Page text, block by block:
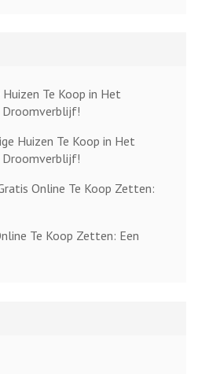
Huizen Te Koop in Het
Droomverblijf!
Huizen Te Koop in Het
Droomverblijf!
Online Te Koop Zetten:
Te Koop Zetten: Een